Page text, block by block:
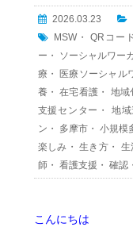
2026.03.23
MSW・QRコー
ー ・ ソーシャルワー
療 ・ 医療ソーシャル
養 ・在宅看護 ・ 地域
支援センター ・ 地
ン ・ 多摩市・ 小規模
楽しみ ・生き方 ・ 生
師・ 看護支援 ・ 確認
こんにちは